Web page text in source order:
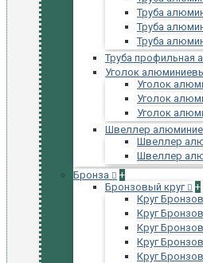
Труба
Труба
Труба
Труба профильная
Уголок
Уголок
Уголок
Уголок
Швеллер
Швеллер
Швеллер
Бронза
+
Бронзовый круг
+
Круг
Круг
Круг
Круг
Круг